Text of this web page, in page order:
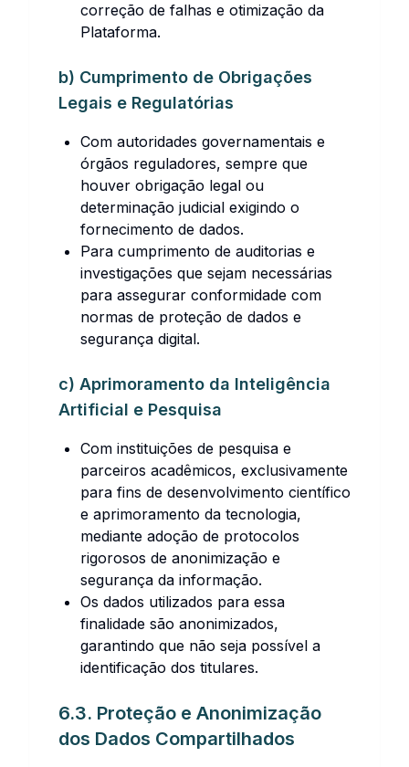
correção de falhas e otimização da
Plataforma.
b) Cumprimento de Obrigações
Legais e Regulatórias
Com autoridades governamentais e
órgãos reguladores, sempre que
houver obrigação legal ou
determinação judicial exigindo o
fornecimento de dados.
Para cumprimento de auditorias e
investigações que sejam necessárias
para assegurar conformidade com
normas de proteção de dados e
segurança digital.
c) Aprimoramento da Inteligência
Artificial e Pesquisa
Com instituições de pesquisa e
parceiros acadêmicos, exclusivamente
para fins de desenvolvimento científico
e aprimoramento da tecnologia,
mediante adoção de protocolos
rigorosos de anonimização e
segurança da informação.
Os dados utilizados para essa
finalidade são anonimizados,
garantindo que não seja possível a
identificação dos titulares.
6.3. Proteção e Anonimização
dos Dados Compartilhados